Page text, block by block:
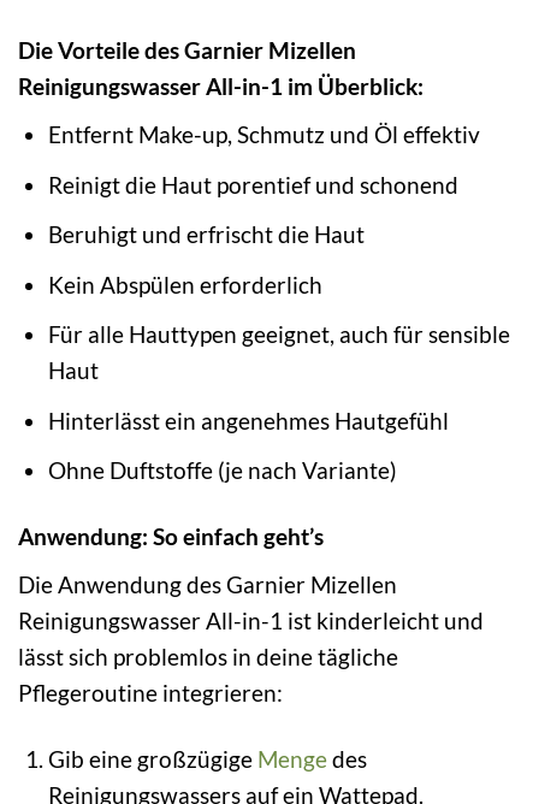
Die Vorteile des Garnier Mizellen
Reinigungswasser All-in-1 im Überblick:
Entfernt Make-up, Schmutz und Öl effektiv
Reinigt die Haut porentief und schonend
Beruhigt und erfrischt die Haut
Kein Abspülen erforderlich
Für alle Hauttypen geeignet, auch für sensible
Haut
Hinterlässt ein angenehmes Hautgefühl
Ohne Duftstoffe (je nach Variante)
Anwendung: So einfach geht’s
Die Anwendung des Garnier Mizellen
Reinigungswasser All-in-1 ist kinderleicht und
lässt sich problemlos in deine tägliche
Pflegeroutine integrieren:
Gib eine großzügige Mengedes
Reinigungswassers auf ein Wattepad.